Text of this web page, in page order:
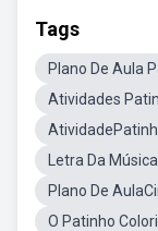
Tags
Plano De Aula
Atividades
Letra Da
Plano De
O Patinho